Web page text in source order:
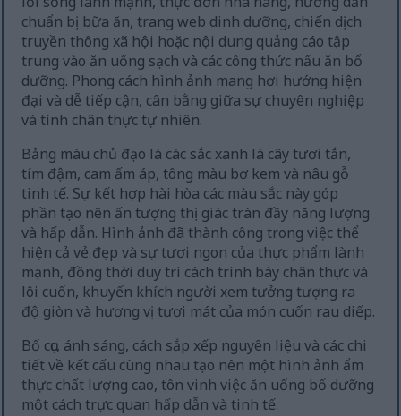
chuẩn bị bữa ăn, trang web dinh dưỡng, chiến dịch
truyền thông xã hội hoặc nội dung quảng cáo tập
trung vào ăn uống sạch và các công thức nấu ăn bổ
dưỡng. Phong cách hình ảnh mang hơi hướng hiện
đại và dễ tiếp cận, cân bằng giữa sự chuyên nghiệp
và tính chân thực tự nhiên.
Bảng màu chủ đạo là các sắc xanh lá cây tươi tắn,
tím đậm, cam ấm áp, tông màu bơ kem và nâu gỗ
tinh tế. Sự kết hợp hài hòa các màu sắc này góp
phần tạo nên ấn tượng thị giác tràn đầy năng lượng
và hấp dẫn. Hình ảnh đã thành công trong việc thể
hiện cả vẻ đẹp và sự tươi ngon của thực phẩm lành
mạnh, đồng thời duy trì cách trình bày chân thực và
lôi cuốn, khuyến khích người xem tưởng tượng ra
độ giòn và hương vị tươi mát của món cuốn rau diếp.
Bố cục, ánh sáng, cách sắp xếp nguyên liệu và các chi
tiết về kết cấu cùng nhau tạo nên một hình ảnh ẩm
thực chất lượng cao, tôn vinh việc ăn uống bổ dưỡng
một cách trực quan hấp dẫn và tinh tế.